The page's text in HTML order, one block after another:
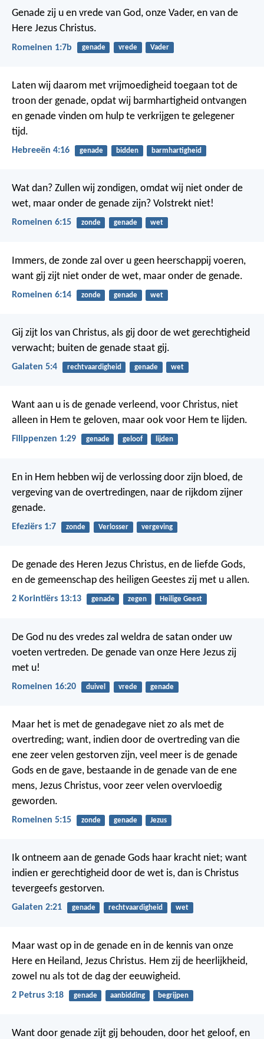
Genade zij u en vrede van God, onze Vader, en van de
Here Jezus Christus.
Romeinen 1:7b genade vrede Vader
Laten wij daarom met vrijmoedigheid toegaan tot de
troon der genade, opdat wij barmhartigheid ontvangen
en genade vinden om hulp te verkrijgen te gelegener
tijd.
Hebreeën 4:16 genade bidden barmhartigheid
Wat dan? Zullen wij zondigen, omdat wij niet onder de
wet, maar onder de genade zijn? Volstrekt niet!
Romeinen 6:15 zonde genade wet
Immers, de zonde zal over u geen heerschappij voeren,
want gij zijt niet onder de wet, maar onder de genade.
Romeinen 6:14 zonde genade wet
Gij zijt los van Christus, als gij door de wet gerechtigheid
verwacht; buiten de genade staat gij.
Galaten 5:4 rechtvaardigheid genade wet
Want aan u is de genade verleend, voor Christus, niet
alleen in Hem te geloven, maar ook voor Hem te lijden.
Filippenzen 1:29 genade geloof lijden
En in Hem hebben wij de verlossing door zijn bloed, de
vergeving van de overtredingen, naar de rijkdom zijner
genade.
Efeziërs 1:7 zonde Verlosser vergeving
De genade des Heren Jezus Christus, en de liefde Gods,
en de gemeenschap des heiligen Geestes zij met u allen.
2 Korintiërs 13:13 genade zegen Heilige Geest
De God nu des vredes zal weldra de satan onder uw
voeten vertreden. De genade van onze Here Jezus zij
met u!
Romeinen 16:20 duivel vrede genade
Maar het is met de genadegave niet zo als met de
overtreding; want, indien door de overtreding van die
ene zeer velen gestorven zijn, veel meer is de genade
Gods en de gave, bestaande in de genade van de ene
mens, Jezus Christus, voor zeer velen overvloedig
geworden.
Romeinen 5:15 zonde genade Jezus
Ik ontneem aan de genade Gods haar kracht niet; want
indien er gerechtigheid door de wet is, dan is Christus
tevergeefs gestorven.
Galaten 2:21 genade rechtvaardigheid wet
Maar wast op in de genade en in de kennis van onze
Here en Heiland, Jezus Christus. Hem zij de heerlijkheid,
zowel nu als tot de dag der eeuwigheid.
2 Petrus 3:18 genade aanbidding begrijpen
Want door genade zijt gij behouden, door het geloof, en